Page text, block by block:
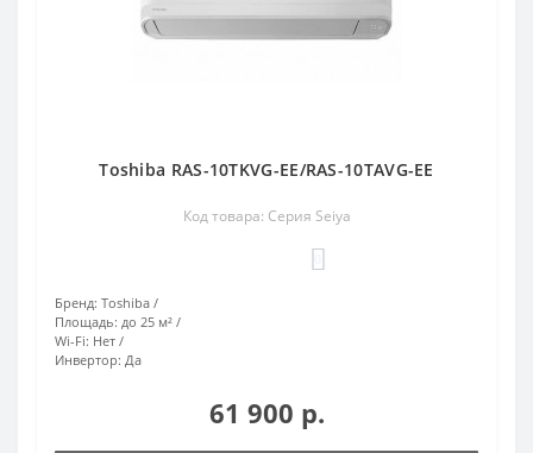
Toshiba RAS-10TKVG-EE/RAS-10TAVG-EE
Код товара: Серия Seiya
Бренд: Toshiba
Площадь: до 25 м²
Wi-Fi: Нет
Инвертор: Да
61 900 р.